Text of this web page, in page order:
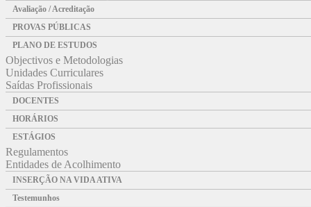
Avaliação / Acreditação
PROVAS PÚBLICAS
PLANO DE ESTUDOS
Objectivos e Metodologias
Unidades Curriculares
Saídas Profissionais
DOCENTES
HORÁRIOS
ESTÁGIOS
Regulamentos
Entidades de Acolhimento
INSERÇÃO NA VIDA ATIVA
Testemunhos